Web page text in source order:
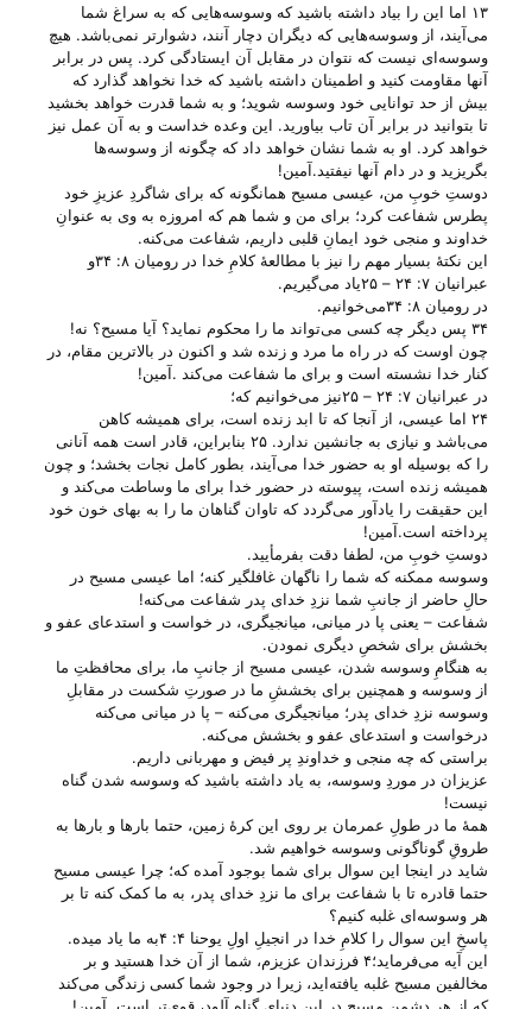
۱۳ اما این را بیاد داشته باشید که وسوسه‌هایی که به سراغ شما
می‌آیند، از وسوسه‌هایی که دیگران دچار آنند، دشوارتر نمی‌باشد. هیچ
وسوسه‌ای نیست که نتوان در مقابل آن ایستادگی کرد. پس در برابر
آنها مقاومت کنید و اطمینان داشته باشید که خدا نخواهد گذارد که
بیش از حد توانایی خود وسوسه شوید؛ و به شما قدرت خواهد بخشید
تا بتوانید در برابر آن تاب بیاورید. این وعده خداست و به آن عمل نیز
خواهد کرد. او به شما نشان خواهد داد که چگونه از وسوسه‌ها
بگریزید و در دام آنها نیفتید.آمین!
دوستِ خوبِ من، عیسی مسیح همانگونه که برای شاگردِ عزیزِ خود
پطرس شفاعت کرد؛ برای من و شما هم که امروزه به وی به عنوانِ
خداوند و منجی خود ایمانِ قلبی داریم، شفاعت می‌‌کنه.
این نکتهٔ بسیار مهم را نیز با مطالعهٔ کلامِ خدا در رومیان ۸: ۳۴و
عبرانیان ۷: ۲۴ – ۲۵یاد می‌‌گیریم.
در رومیان ۸: ۳۴می‌‌خوانیم.
۳۴ پس دیگر چه کسی می‌تواند ما را محکوم نماید؟ آیا مسیح؟ نه!
چون اوست که در راه ما مرد و زنده شد و اکنون در بالاترین مقام، در
کنار خدا نشسته است و برای ما شفاعت می‌کند .آمین!
در عبرانیان ۷: ۲۴ – ۲۵نیز می‌‌خوانیم که؛
۲۴ اما عیسی، از آنجا که تا ابد زنده است، برای همیشه کاهن
می‌باشد و نیازی به جانشین ندارد. ۲۵ بنابراین، قادر است همه آنانی
را که بوسیله او به حضور خدا می‌آیند، بطور کامل نجات بخشد؛ و چون
همیشه زنده است، پیوسته در حضور خدا برای ما وساطت می‌کند و
این حقیقت را یادآور می‌گردد که تاوان گناهان ما را به بهای خون خود
پرداخته است.آمین!
دوستِ خوبِ من، لطفا دقت بفرمأیید.
وسوسه ممکنه که شما را ناگهان غافلگیر کنه؛ اما عیسی مسیح در
حالِ حاضر از جانبِ شما نزدِ خدای پدر شفاعت می‌‌کنه!
شفاعت – یعنی پا در میانی، میانجیگری، در خواست و استدعای عفو و
بخشش برای شخصِ دیگری نمودن.
به هنگامِ وسوسه شدن، عیسی مسیح از جانبِ ما، برای محافظتِ ما
از وسوسه و همچنین برای بخششِ ما در صورتِ شکست در مقابلِ
وسوسه نزدِ خدای پدر؛ میانجیگری می‌‌کنه – پا در میانی می‌‌کنه
درخواست و استدعای عفو و بخشش می‌‌کنه.
براستی که چه منجی و خداوندِ پر فیض و مهربانی داریم.
عزیزان در موردِ وسوسه، به یاد داشته باشید که وسوسه شدن گناه
نیست!
همهٔ ما در طولِ عمرمان بر روی این کرهٔ زمین، حتما بارها و بارها به
طروقِ گوناگونی وسوسه خواهیم شد.
شاید در اینجا این سوال برای شما بوجود آمده که؛ چرا عیسی مسیح
حتما قادره تا با شفاعت برای ما نزدِ خدای پدر، به ما کمک کنه تا بر
هر وسوسه‌ای غلبه کنیم؟
پاسخِ این سوال را کلامِ خدا در انجیلِ اولِ یوحنا ۴: ۴به ما یاد میده.
این آیه می‌‌فرماید؛۴ فرزندان عزیزم، شما از آن خدا هستید و بر
مخالفین مسیح غلبه یافته‌اید، زیرا در وجود شما کسی زندگی می‌کند